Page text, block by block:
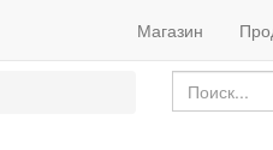
Магазин